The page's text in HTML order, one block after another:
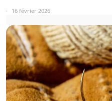
16 février 2026